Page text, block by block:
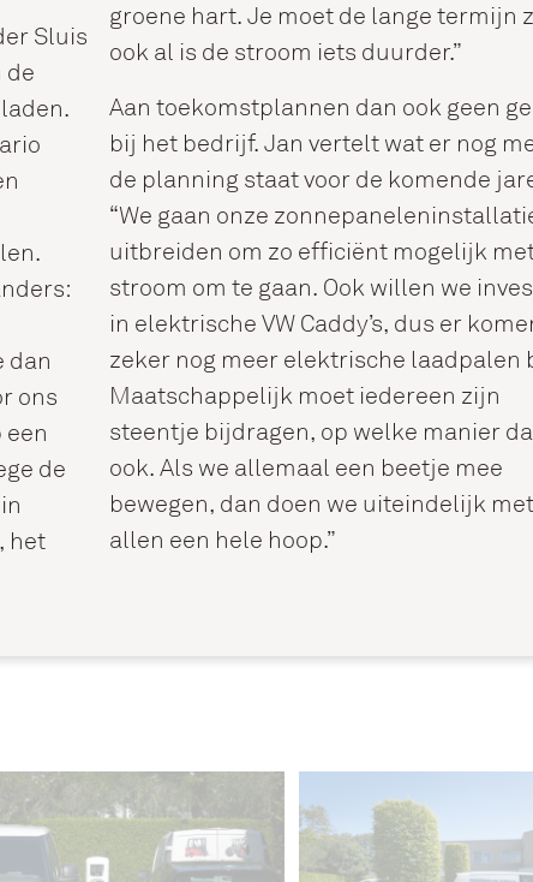
Sluis
de
dan
ons
een
de
het
groene hart. Je moet de lange termijn
ook al is de stroom iets duurder.”
Aan toekomstplannen dan ook geen
bij het bedrijf. Jan vertelt wat er nog
de planning staat voor de komende
“We gaan onze
uitbreiden om zo efficiënt mogelijk
stroom om te gaan. Ook willen we
in elektrische VW Caddy’s, dus er
zeker nog meer elektrische laadpalen
Maatschappelijk moet iedereen zijn
steentje bijdragen, op welke manier
ook. Als we allemaal een beetje mee
bewegen, dan doen we uiteindelijk met
allen een hele hoop.”